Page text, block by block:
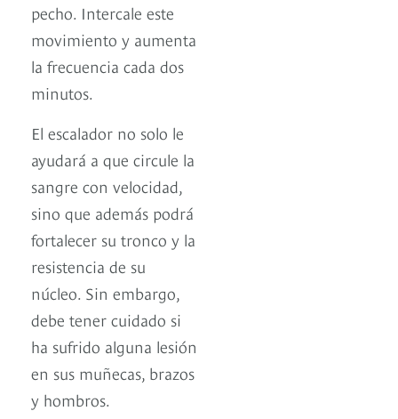
pecho. Intercale este
movimiento y aumenta
la frecuencia cada dos
minutos.
El escalador no solo le
ayudará a que circule la
sangre con velocidad,
sino que además podrá
fortalecer su tronco y la
resistencia de su
núcleo. Sin embargo,
debe tener cuidado si
ha sufrido alguna lesión
en sus muñecas, brazos
y hombros.